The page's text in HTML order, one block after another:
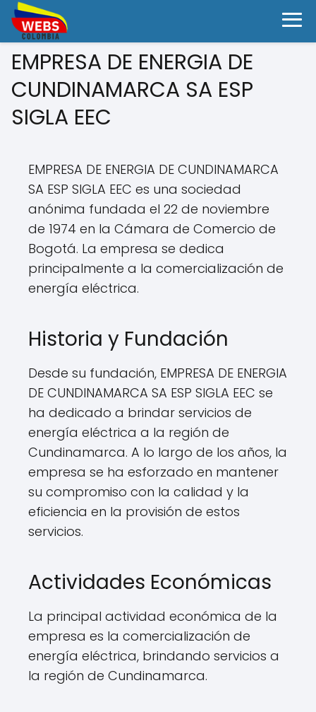
EMPRESA DE ENERGIA DE
CUNDINAMARCA SA ESP
SIGLA EEC
EMPRESA DE ENERGIA DE CUNDINAMARCA
SA ESP SIGLA EEC es una sociedad
anónima fundada el 22 de noviembre
de 1974 en la Cámara de Comercio de
Bogotá. La empresa se dedica
principalmente a la comercialización de
energía eléctrica.
Historia y Fundación
Desde su fundación, EMPRESA DE ENERGIA
DE CUNDINAMARCA SA ESP SIGLA EEC se
ha dedicado a brindar servicios de
energía eléctrica a la región de
Cundinamarca. A lo largo de los años, la
empresa se ha esforzado en mantener
su compromiso con la calidad y la
eficiencia en la provisión de estos
servicios.
Actividades Económicas
La principal actividad económica de la
empresa es la comercialización de
energía eléctrica, brindando servicios a
la región de Cundinamarca.